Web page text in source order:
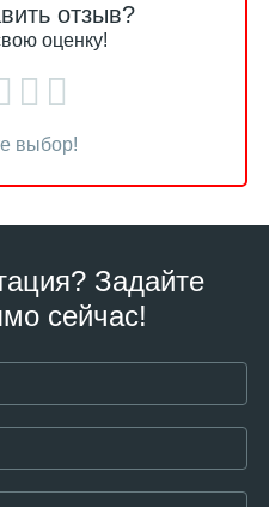
отзыв?
оценку!
выбор!
Задайте
сейчас!